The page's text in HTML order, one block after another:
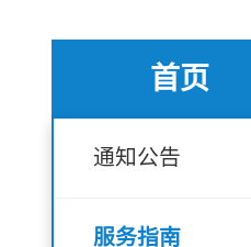
首页
通知公告
服务指南